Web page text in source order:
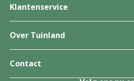
Klantenservice
Over Tuinland
Contact